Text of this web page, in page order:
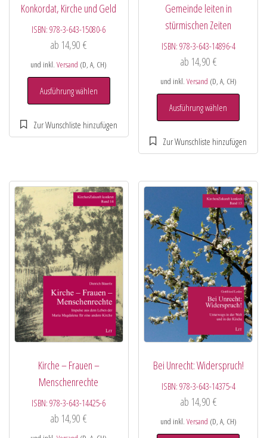
Konkordat, Kirche und Geld
ISBN:978-3-643-15080-6
ab 14,90€
und inkl.Versand (D, A, CH)
Ausführung wählen
Gemeinde leiten in
stürmischen Zeiten
ISBN: 978-3-643-14896-4
ab 14,90 €
und inkl. Versand (D, A, CH)
Ausführung wählen
Kirche – Frauen –
Menschenrechte
ISBN:978-3-643-14425-6
ab 14,90€
Bei Unrecht: Widerspruch!
ISBN: 978-3-643-14375-4
ab 14,90 €
und inkl. Versand (D, A, CH)